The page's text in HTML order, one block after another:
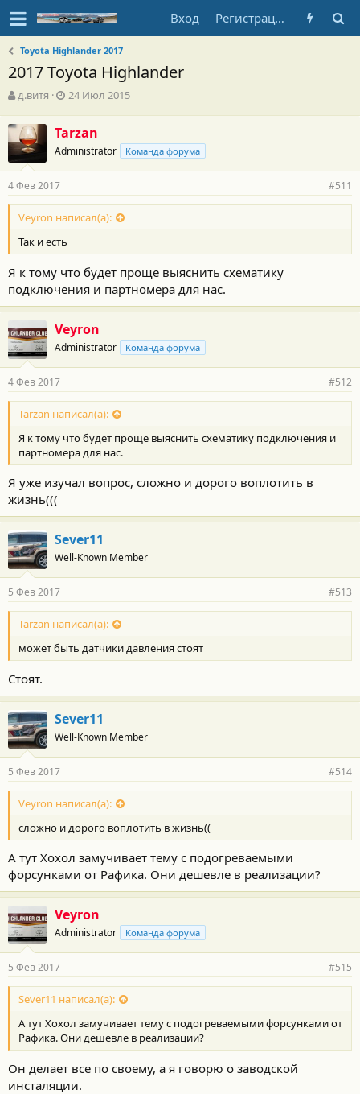
Вход Регистрация
Toyota Highlander 2017
2017 Toyota Highlander
А
т
о
р
т
е
м
ы
д.витя
Д
а
н
а
л
а
24 Июл 2015
Tarzan
Administrator Команда форума
4 Фев 2017 #511
Veyron написал(а):
Так и есть
Я к тому что будет проще выяснить схематику
подключения и партномера для нас.
Veyron
Administrator Команда форума
4 Фев 2017 #512
Tarzan написал(а):
Я к тому что будет проще выяснить схематику подключения и
партномера для нас.
Я уже изучал вопрос, сложно и дорого воплотить в
жизнь(((
Sever11
Well-Known Member
5 Фев 2017 #513
Tarzan написал(а):
может быть датчики давления стоят
Стоят.
Sever11
Well-Known Member
5 Фев 2017 #514
Veyron написал(а):
сложно и дорого воплотить в жизнь((
А тут Хохол замучивает тему с подогреваемыми
форсунками от Рафика. Они дешевле в реализации?
Veyron
Administrator Команда форума
5 Фев 2017 #515
Sever11 написал(а):
А тут Хохол замучивает тему с подогреваемыми форсунками от
Рафика. Они дешевле в реализации?
Он делает все по своему, а я говорю о заводской
инсталяции.